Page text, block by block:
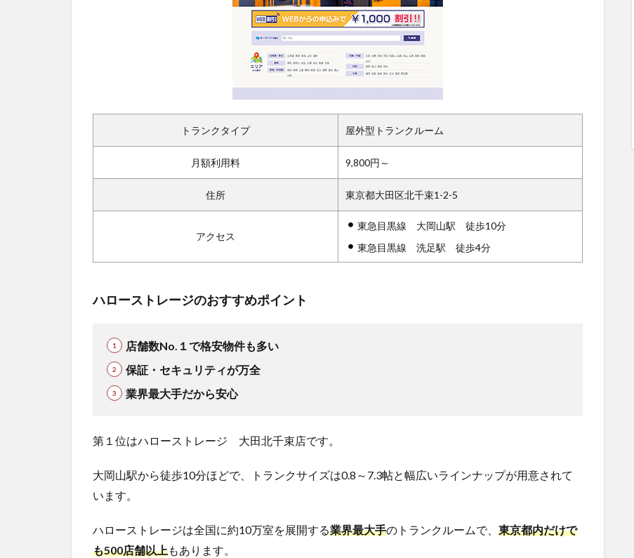
トランクタイプ 屋外型トランクルーム
月額利用料 9,800円～
住所 東京都大田区北千束1-2-5
アクセス
東急目黒線 大岡山駅 徒歩10分
東急目黒線 洗足駅 徒歩4分
ハローストレージのおすすめポイント
店舗数No.１で格安物件も多い
保証・セキュリティが万全
業界最大手だから安心
第１位はハローストレージ 大田北千束店です。
大岡山駅から徒歩10分ほどで、トランクサイズは0.8～7.3帖と幅広いラインナップが用意されて
います。
ハローストレージは全国に約10万室を展開する業界最大手のトランクルームで、 東京都内だけで
も500店舗以上もあります。